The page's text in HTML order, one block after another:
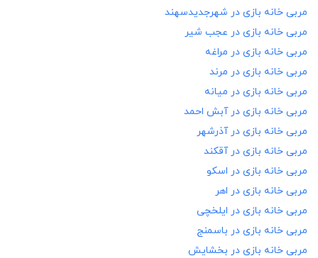
مربی خانه بازی در شهرجدیدسهند
مربی خانه بازی در عجب شیر
مربی خانه بازی در مراغه
مربی خانه بازی در مرند
مربی خانه بازی در میانه
مربی خانه بازی درآبش احمد
مربی خانه بازی درآذرشهر
مربی خانه بازی درآقکند
مربی خانه بازی در اسکو
مربی خانه بازی در اهر
مربی خانه بازی در ایلخچی
مربی خانه بازی در باسمنج
مربی خانه بازی در بخشایش